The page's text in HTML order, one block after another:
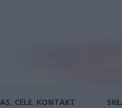
CELE, KONTAKT